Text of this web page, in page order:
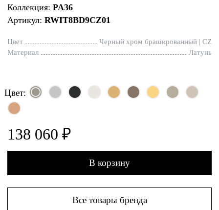
Коллекция: PA36
Артикул: RWIT8BD9CZ01
Цвет
Черный хром брашированный | CZ
Материал
Латунь
Цвет:
138 060 ₽
В корзину
Все товары бренда